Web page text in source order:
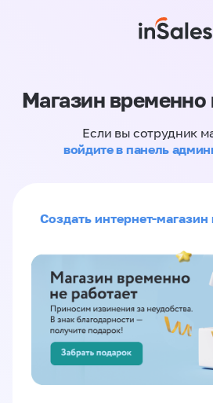
Магазин временно
Если вы сотрудник
войдите в панель
Создать интернет-магазин